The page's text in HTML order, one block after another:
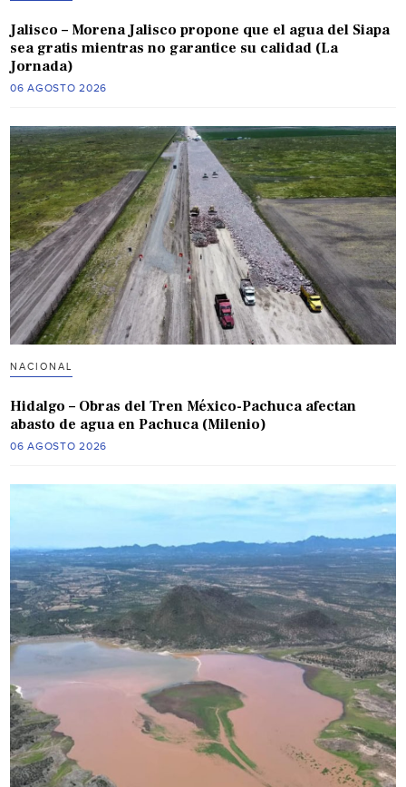
Jalisco – Morena Jalisco propone que el agua del Siapa
sea gratis mientras no garantice su calidad (La
Jornada)
06 AGOSTO 2026
NACIONAL
Hidalgo – Obras del Tren México-Pachuca afectan
abasto de agua en Pachuca (Milenio)
06 AGOSTO 2026